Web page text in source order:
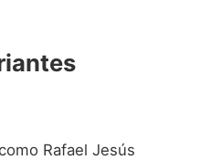
Rafael Jesús